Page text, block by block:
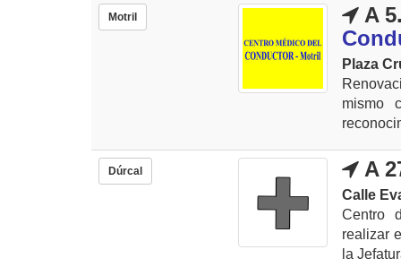
Motril
A
Plaza
mismo
Dúrcal A
Calle
Centro
realizar
la